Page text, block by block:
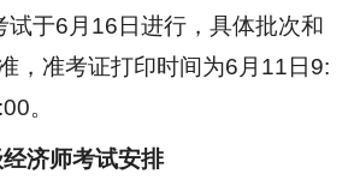
试于6月16日进行，具体批次和
，准考证打印时间为6月11日9:
。
济师考试安排